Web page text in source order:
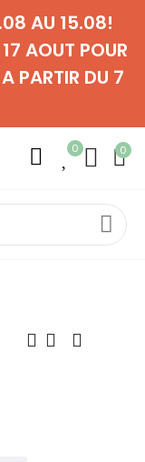
AU 15.08!
17 AOUT POUR
PARTIR DU 7
0 0